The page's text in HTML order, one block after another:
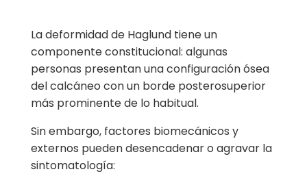
La deformidad de Haglund tiene un
componente constitucional: algunas
personas presentan una configuración ósea
del calcáneo con un borde posterosuperior
más prominente de lo habitual.
Sin embargo, factores biomecánicos y
externos pueden desencadenar o agravar la
sintomatología: